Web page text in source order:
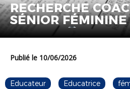
RECHERCHE
SÉNIOR FÉMININE
BREVAL
Publié le 10/06/2026
Educateur Educatrice